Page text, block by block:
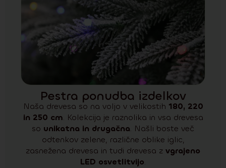
Pestra ponudba izdelkov
Naša drevesa so na voljo v velikostih 180, 220
in 250 cm. Kolekcija je raznolika in vsa drevesa
so unikatna in drugačna. Našli boste več
odtenkov zelene, različne oblike iglic,
zasnežena drevesa in tudi drevesa z vgrajeno
LED osvetlitvijo.